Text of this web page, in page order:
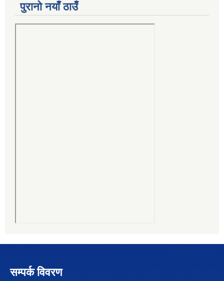
पुरानो नयाँ ठाउँ
सम्पर्क विवरण